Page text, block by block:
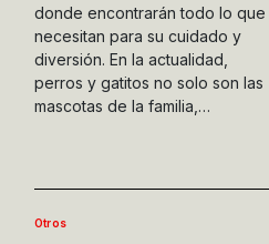
donde encontrarán todo lo que
necesitan para su cuidado y
diversión. En la actualidad,
perros y gatitos no solo son las
mascotas de la familia,…
Otros